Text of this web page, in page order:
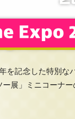
を記念した特別
展」ミニコーナ